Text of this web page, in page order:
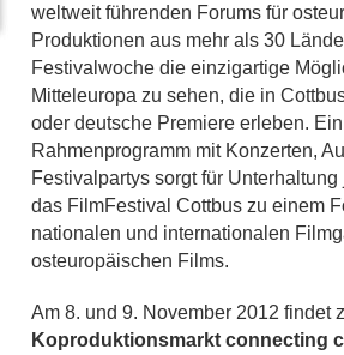
weltweit führenden Forums für
Produktionen aus mehr als 30
Festivalwoche die einzigartige
Mitteleuropa zu sehen, die in
oder deutsche Premiere erleben.
Rahmenprogramm mit Konzerten,
Festivalpartys sorgt für
das FilmFestival Cottbus zu einem
nationalen und internationalen
osteuropäischen Films.
Am 8. und 9. November 2012 findet
Koproduktionsmarkt connecting